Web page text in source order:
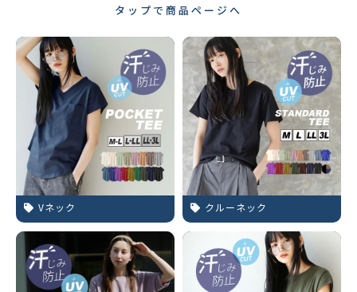
タップで商品ページへ
Vネック クルーネック